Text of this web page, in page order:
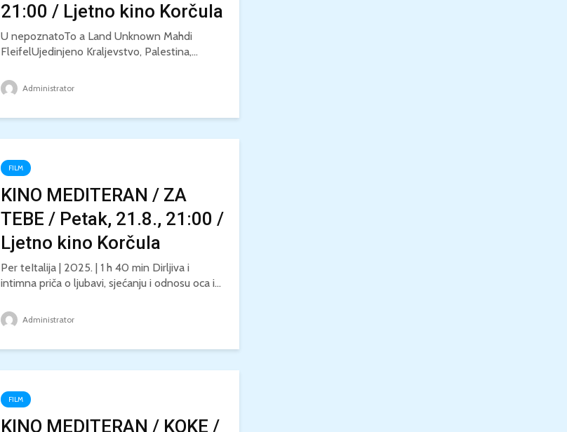
21:00 / Ljetno kino Korčula
U nepoznatoTo a Land Unknown Mahdi
FleifelUjedinjeno Kraljevstvo, Palestina,...
Administrator
FILM
KINO MEDITERAN / ZA
TEBE / Petak, 21.8., 21:00 /
Ljetno kino Korčula
Per teItalija | 2025. | 1 h 40 min Dirljiva i
intimna priča o ljubavi, sjećanju i odnosu oca i...
Administrator
FILM
KINO MEDITERAN / KOKE /